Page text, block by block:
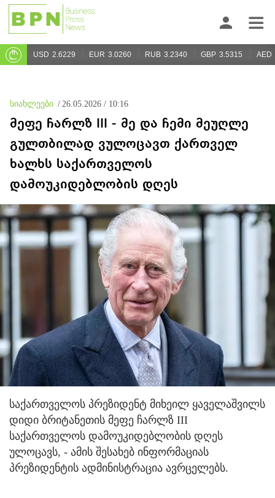
USD 2.6229 EUR 3.0260 RUB 3.2340 GBP 3.5315 AED
სიახლეები / 26.05.2026 / 10:16
მეფე ჩარლზ III - მე და ჩემი მეუღლე
გულთბილად ვულოცავთ ქართველ
ხალხს საქართველოს
დამოუკიდებლობის დღეს
საქართველოს პრეზიდენტ მიხეილ ყაველაშვილს
დიდი ბრიტანეთის მეფე ჩარლზ III
საქართველოს დამოუკიდებლობის დღეს
ულოცავს, - ამის შესახებ ინფორმაციას
პრეზიდენტის ადმინისტრაცია ავრცელებს.